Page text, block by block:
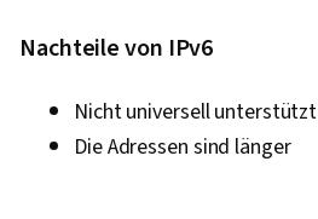
Nachteile von IPv6
Nicht universell unterstützt
Die Adressen sind länger